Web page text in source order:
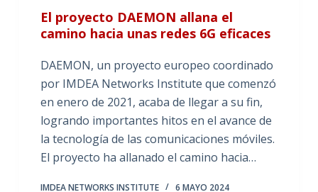
El proyecto DAEMON allana el
camino hacia unas redes 6G eficaces
DAEMON, un proyecto europeo coordinado
por IMDEA Networks Institute que comenzó
en enero de 2021, acaba de llegar a su fin,
logrando importantes hitos en el avance de
la tecnología de las comunicaciones móviles.
El proyecto ha allanado el camino hacia…
IMDEA NETWORKS INSTITUTE 6 MAYO 2024